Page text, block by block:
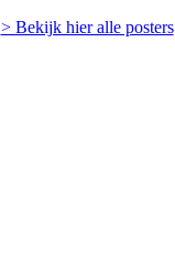
> Bekijk hier alle posters